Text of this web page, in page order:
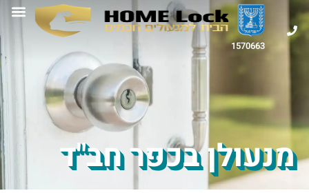
1570663
מנעולן בכפר חב"ד